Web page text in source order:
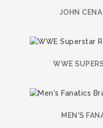
JOHN
WWE
MEN'S